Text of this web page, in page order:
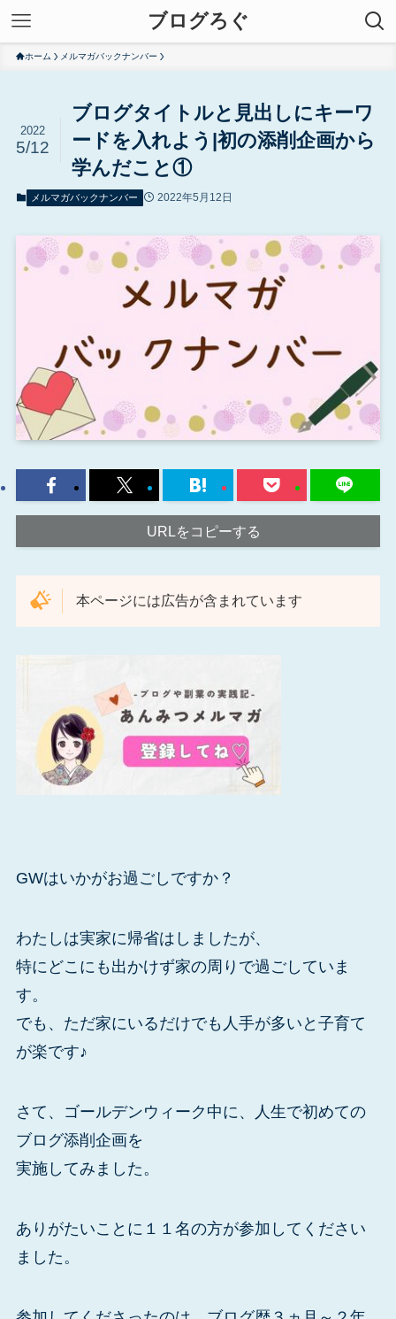
ブログろぐ
ホーム メルマガバックナンバー
ブログタイトルと見出しにキーワ
ードを入れよう|初の添削企画から
学んだこと①
2022
5/12
メルマガバックナンバー 2022年5月12日
URLをコピーする
本ページには広告が含まれています
GWはいかがお過ごしですか？
わたしは実家に帰省はしましたが、
特にどこにも出かけず家の周りで過ごしていま
す。
でも、ただ家にいるだけでも人手が多いと子育て
が楽です♪
さて、ゴールデンウィーク中に、人生で初めての
ブログ添削企画を
実施してみました。
ありがたいことに１１名の方が参加してください
ました。